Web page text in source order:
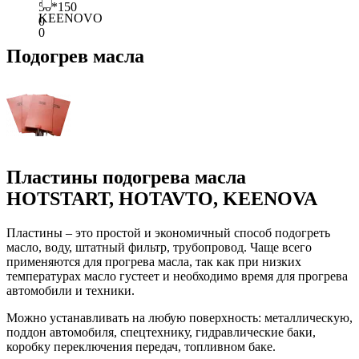
50*150
0
KEENOVO
0
Подогрев масла
Пластины подогрева масла
HOTSTART, HOTAVTO, KEENOVA
Пластины – это простой и экономичный способ подогреть
масло, воду, штатный фильтр, трубопровод. Чаще всего
применяются для прогрева масла, так как при низких
температурах масло густеет и необходимо время для прогрева
автомобили и техники.
Можно устанавливать на любую поверхность: металлическую,
поддон автомобиля, спецтехнику, гидравлические баки,
коробку переключения передач, топливном баке.